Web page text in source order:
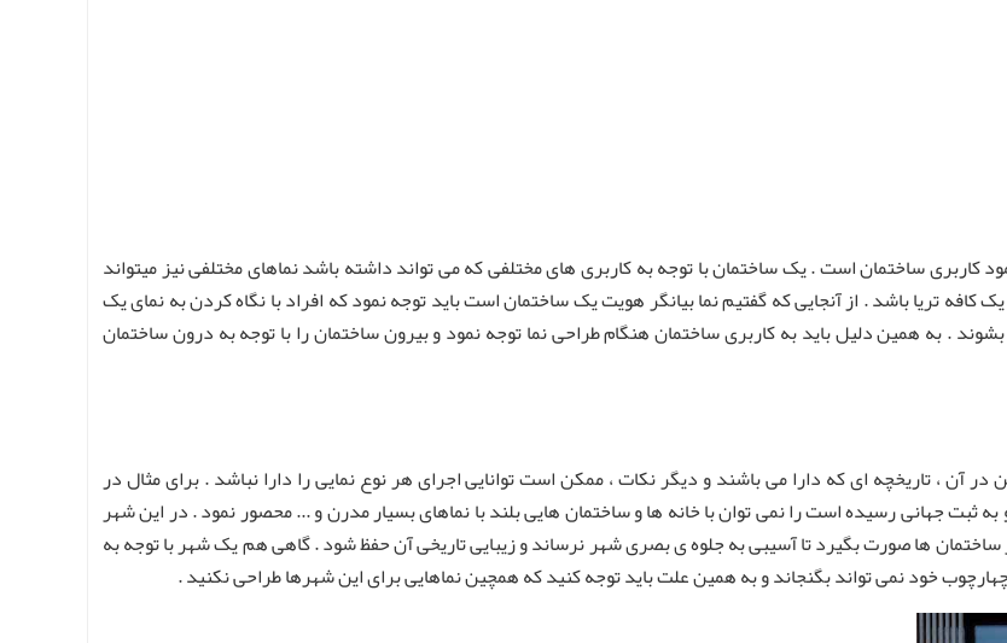
کاربری ساختمان است . یک ساختمان با توجه به کاربری های مختلفی که می تواند داشته باشد نماهای مختلفی نیز میتواند
کافه تریا باشد . از آنجایی که گفتیم نما بیانگر هویت یک ساختمان است باید توجه نمود که افراد با نگاه کردن به نمای یک
. به همین دلیل باید به کاربری ساختمان هنگام طراحی نما توجه نمود و بیرون ساختمان را با توجه به درون ساختمان
آن ، تاریخچه ای که دارا می باشند و دیگر نکات ، ممکن است توانایی اجرای هر نوع نمایی را دارا نباشد . برای مثال در
جهانی رسیده است را نمی توان با خانه ها و ساختمان هایی بلند با نماهای بسیار مدرن و ... محصور نمود . در این شهر
ها صورت بگیرد تا آسیبی به جلوه ی بصری شهر نرساند و زیبایی تاریخی آن حفظ شود . گاهی هم یک شهر با توجه به
خود نمی تواند بگنجاند و به همین علت باید توجه کنید که همچین نماهایی برای این شهرها طراحی نکنید .